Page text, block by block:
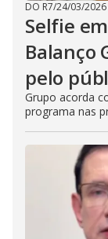
DO R7/24/03/2026
Selfie
Balanço
pelo
Grupo acorda
programa nas